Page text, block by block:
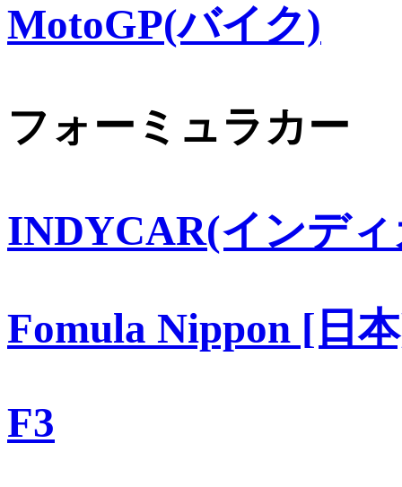
MotoGP(バイク)
フォーミュラカー
INDYCAR(インデ
Fomula Nippon [日
F3